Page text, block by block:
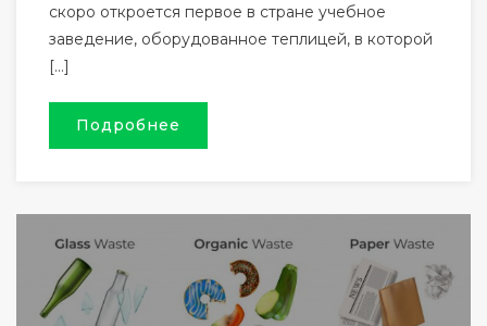
скоро откроется первое в стране учебное
заведение, оборудованное теплицей, в которой
[…]
Подробнее